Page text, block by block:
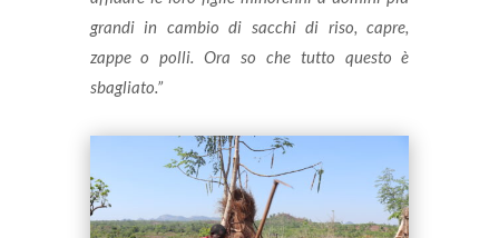
grandi in cambio di sacchi di riso, capre,
zappe o polli. Ora so che tutto questo è
sbagliato.”